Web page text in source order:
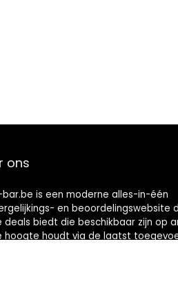
ons
bar.be is een moderne alles-in-één
en beoordelingswebsite
deals biedt die beschikbaar zijn op
hoogte houdt via de laatst